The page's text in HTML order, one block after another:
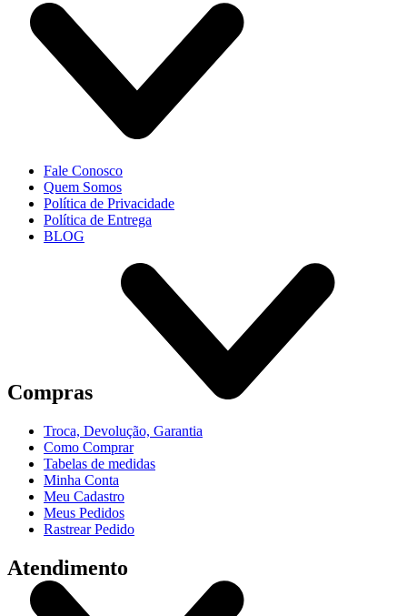
Fale Conosco
Quem Somos
Política de Privacidade
Política de Entrega
BLOG
Compras
Troca, Devolução, Garantia
Como Comprar
Tabelas de medidas
Minha Conta
Meu Cadastro
Meus Pedidos
Rastrear Pedido
Atendimento